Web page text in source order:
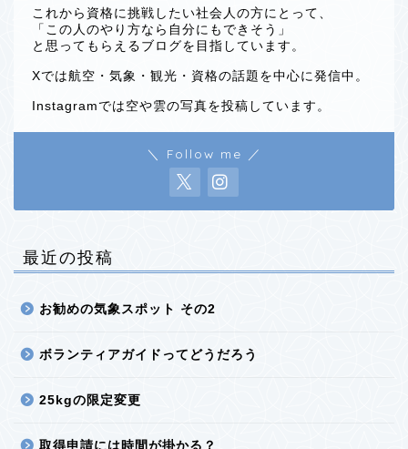
これから資格に挑戦したい社会人の方にとって、
「この人のやり方なら自分にもできそう」
と思ってもらえるブログを目指しています。
Xでは航空・気象・観光・資格の話題を中心に発信中。
Instagramでは空や雲の写真を投稿しています。
＼ Follow me ／
最近の投稿
お勧めの気象スポット その2
ボランティアガイドってどうだろう
25kgの限定変更
取得申請には時間が掛かる？